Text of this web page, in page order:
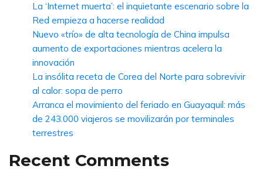
La ‘Internet muerta’: el inquietante escenario sobre la
Red empieza a hacerse realidad
Nuevo «trío» de alta tecnología de China impulsa
aumento de exportaciones mientras acelera la
innovación
La insólita receta de Corea del Norte para sobrevivir
al calor: sopa de perro
Arranca el movimiento del feriado en Guayaquil: más
de 243.000 viajeros se movilizarán por terminales
terrestres
Recent Comments